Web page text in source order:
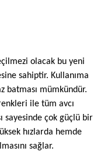
olacak bu yeni
sahiptir. Kullanıma
batması mümkündür.
ile tüm avcı
sayesinde çok güçlü bir
hızlarda hemde
sağlar.